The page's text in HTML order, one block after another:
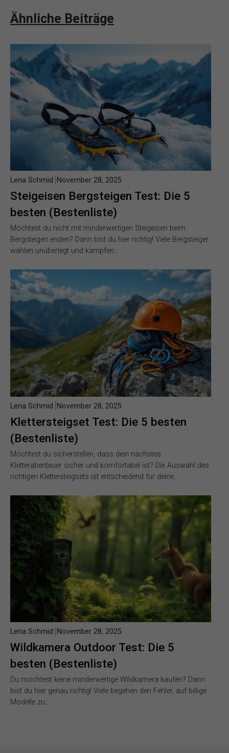
Ähnliche Beiträge
Steigeisen Bergsteigen Test: Die 5
besten (Bestenliste)
Lena Schmid November 28, 2025
Möchtest du nicht mit minderwertigen Steigeisen beim
Bergsteigen enden? Dann bist du hier richtig! Viele Bergsteiger
wählen unüberlegt und kämpfen…
Klettersteigset Test: Die 5 besten
(Bestenliste)
Lena Schmid November 28, 2025
Möchtest du sicherstellen, dass dein nächstes
Kletterabenteuer sicher und komfortabel ist? Die Auswahl des
richtigen Klettersteigsets ist entscheidend für deine…
Wildkamera Outdoor Test: Die 5
besten (Bestenliste)
Lena Schmid November 28, 2025
Du möchtest keine minderwertige Wildkamera kaufen? Dann
bist du hier genau richtig! Viele begehen den Fehler, auf billige
Modelle zu…